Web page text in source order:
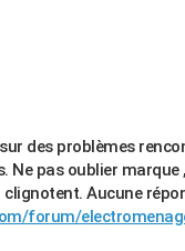
des problèmes
Ne pas oublier
Aucune
forum/